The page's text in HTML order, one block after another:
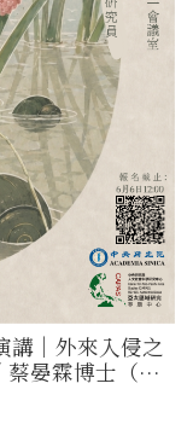
講｜外來入侵之
晏霖博士（國